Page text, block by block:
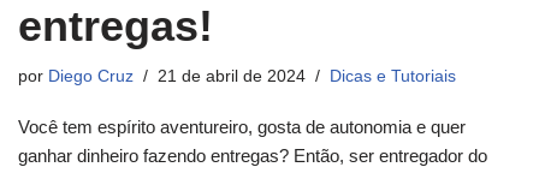
entregas!
por Diego Cruz 21 de abril de 2024 Dicas e Tutoriais
Você tem espírito aventureiro, gosta de autonomia e quer
ganhar dinheiro fazendo entregas? Então, ser entregador do